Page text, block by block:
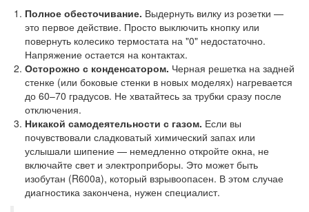
Полное обесточивание. Выдернуть вилку из розетки —
это первое действие. Просто выключить кнопку или
повернуть колесико термостата на "0" недостаточно.
Напряжение остается на контактах.
Осторожно с конденсатором. Черная решетка на задней
стенке (или боковые стенки в новых моделях) нагревается
до 60–70 градусов. Не хватайтесь за трубки сразу после
отключения.
Никакой самодеятельности с газом. Если вы
почувствовали сладковатый химический запах или
услышали шипение — немедленно откройте окна, не
включайте свет и электроприборы. Это может быть
изобутан (R600a), который взрывоопасен. В этом случае
диагностика закончена, нужен специалист.